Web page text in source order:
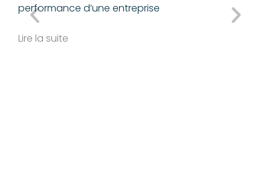
performance d’une entreprise
Lire la suite